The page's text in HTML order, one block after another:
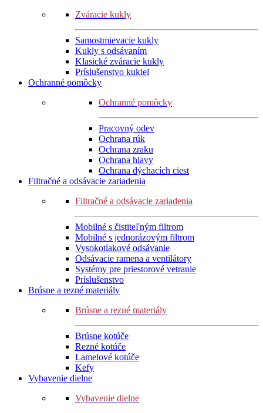
Zváracie kukly
Samostmievacie kukly
Kukly s odsávaním
Klasické zváracie kukly
Príslušenstvo kukiel
Ochranné pomôcky
Ochranné pomôcky
Pracovný odev
Ochrana rúk
Ochrana zraku
Ochrana hlavy
Ochrana dýchacích ciest
Filtračné a odsávacie zariadenia
Filtračné a odsávacie zariadenia
Mobilné s čistiteľným filtrom
Mobilné s jednorázovým filtrom
Vysokotlakové odsávanie
Odsávacie ramena a ventilátory
Systémy pre priestorové vetranie
Príslušenstvo
Brúsne a rezné materiály
Brúsne a rezné materiály
Brúsne kotúče
Rezné kotúče
Lamelové kotúče
Kefy
Vybavenie dielne
Vybavenie dielne